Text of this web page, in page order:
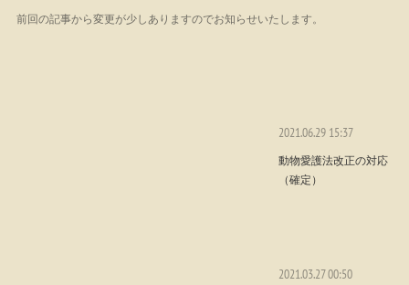
前回の記事から変更が少しありますのでお知らせいたします。
2021.06.29 15:37
動物愛護法改正の対応
（確定）
2021.03.27 00:50